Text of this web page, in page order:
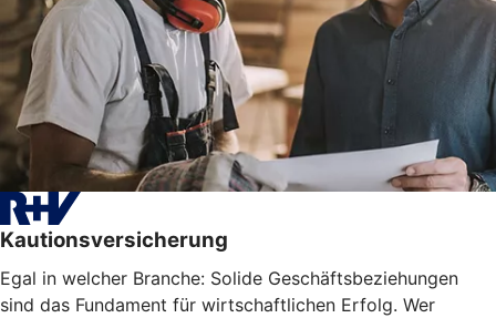
Kautionsversicherung
Egal in welcher Branche: Solide Geschäftsbeziehungen
sind das Fundament für wirtschaftlichen Erfolg. Wer